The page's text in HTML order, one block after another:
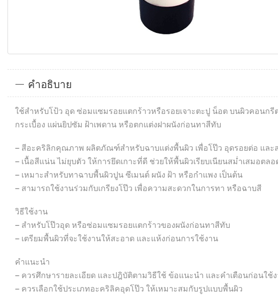
คำอธิบาย
ใช้สำหรับโป้ว อุด ซ่อมแซมรอยแตกร้าวหรือรอยเจาะตะปู น็อต บนผิวคอนกรี
กระเบื้อง แผ่นยิปซัม ฝ้าเพดาน หรือตกแต่งฝาผนังก่อนทาสีทับ
– สีอะคริลิกคุณภาพ ผลิตภัณฑ์สำหรับฉาบแต่งพื้นผิว เพื่อโป๊ว อุดรอยต่อ และ
– เนื้อสีแน่น ไม่ยุบตัว ให้การยึดเกาะที่ดี ช่วยให้พื้นผิวเรียบเนียนสม่ำเสมอตล
– เหมาะสำหรับทาฉาบพื้นผิวปูน ซีเมนต์ ผนัง ฝ้า หรือกำแพง เป็นต้น
– สามารถใช้งานร่วมกับเกรียงโป๊ว เพื่อความสะดวกในการทา หรือฉาบสี
วิธีใช้งาน
– สำหรับโป๊วอุด หรือซ่อมแซมรอยแตกร้าวของผนังก่อนทาสีทับ
– เตรียมพื้นผิวที่จะใช้งานให้สะอาด และแห้งก่อนการใช้งาน
คำแนะนำ
– ควรศึกษารายละเอียด และปฎิบัติตามวิธีใช้ ข้อแนะนำ และคำเตือนก่อนใช้
– ควรเลือกใช้ประเภทอะคริลิคอุดโป๊ว ให้เหมาะสมกับรูปแบบพื้นผิว